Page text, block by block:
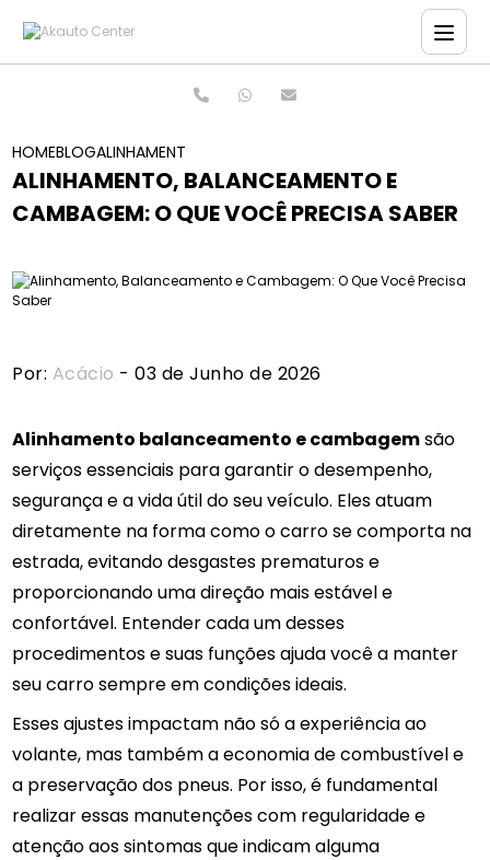
HOMEBLOGALINHAMENTO, BALANCEAMENTO E CAMBAGEM: O
ALINHAMENTO, BALANCEAMENTO E
CAMBAGEM: O QUE VOCÊ PRECISA SABER
Por: Acácio - 03 de Junho de 2026
Alinhamento balanceamento e cambagemsão
serviços essenciais para garantir o desempenho,
segurança e a vida útil do seu veículo. Eles atuam
diretamente na forma como o carro se comporta na
estrada, evitando desgastes prematuros e
proporcionando uma direção mais estável e
confortável. Entender cada um desses
procedimentos e suas funções ajuda você a manter
seu carro sempre em condições ideais.
Esses ajustes impactam não só a experiência ao
volante, mas também a economia de combustível e
a preservação dos pneus. Por isso, é fundamental
realizar essas manutenções com regularidade e
atenção aos sintomas que indicam alguma